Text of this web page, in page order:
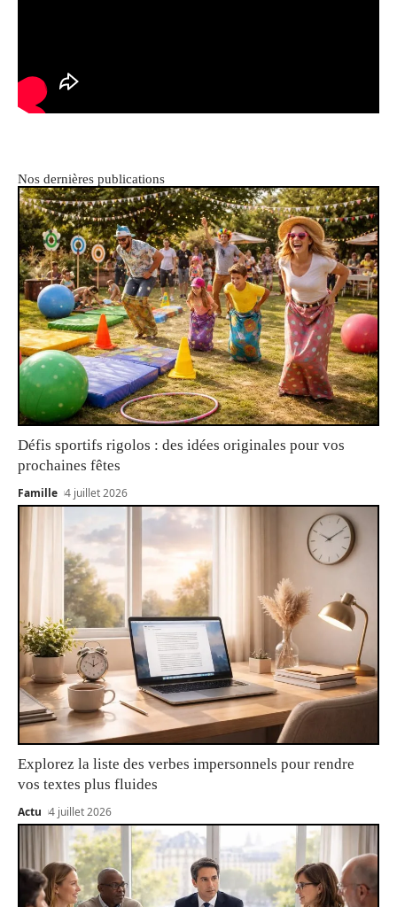
Nos dernières publications
Défis sportifs rigolos : des idées originales pour vos
prochaines fêtes
Famille 4 juillet 2026
Explorez la liste des verbes impersonnels pour rendre
vos textes plus fluides
Actu 4 juillet 2026